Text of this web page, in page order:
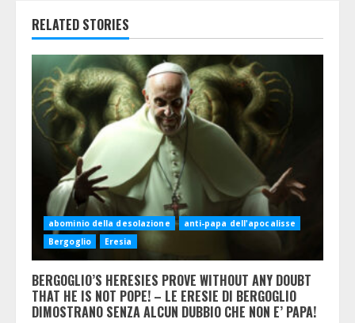
RELATED STORIES
abominio della desolazione
anti-papa dell'apocalisse
Bergoglio
Eresia
BERGOGLIO’S HERESIES PROVE WITHOUT ANY DOUBT
THAT HE IS NOT POPE! – LE ERESIE DI BERGOGLIO
DIMOSTRANO SENZA ALCUN DUBBIO CHE NON E’ PAPA!